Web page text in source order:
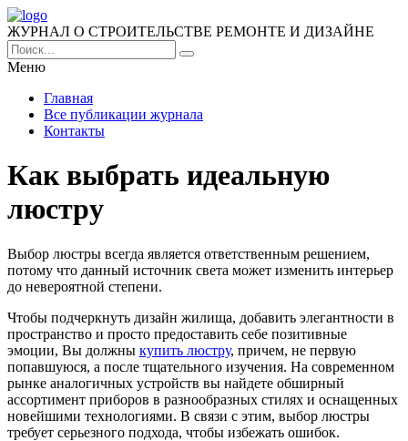
ЖУРНАЛ О СТРОИТЕЛЬСТВЕ РЕМОНТЕ И ДИЗАЙНЕ
Меню
Главная
Все публикации журнала
Контакты
Как выбрать идеальную
люстру
Выбор люстры всегда является ответственным решением,
потому что данный источник света может изменить интерьер
до невероятной степени.
Чтобы подчеркнуть дизайн жилища, добавить элегантности в
пространство и просто предоставить себе позитивные
эмоции, Вы должны купить люстру, причем, не первую
попавшуюся, а после тщательного изучения. На современном
рынке аналогичных устройств вы найдете обширный
ассортимент приборов в разнообразных стилях и оснащенных
новейшими технологиями. В связи с этим, выбор люстры
требует серьезного подхода, чтобы избежать ошибок.